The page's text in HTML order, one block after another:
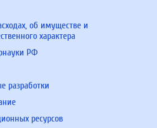
об имуществе и
характера
РФ
разработки
ресурсов